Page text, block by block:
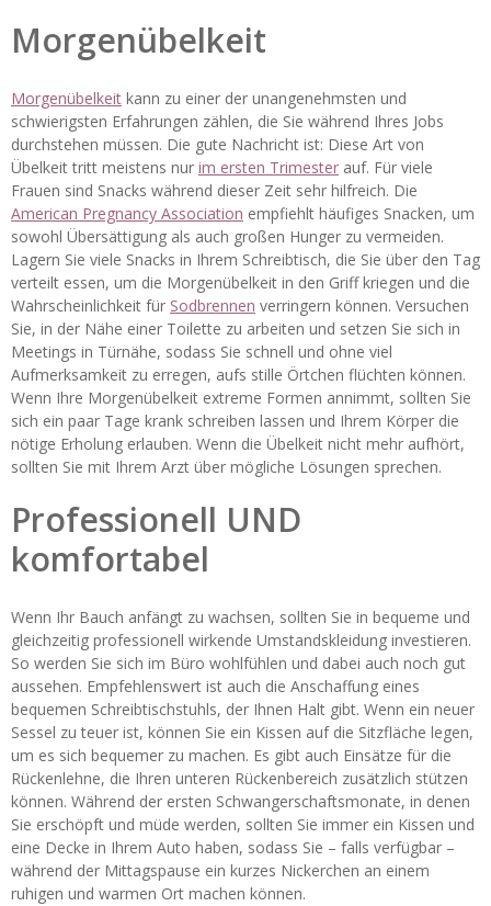
Morgenübelkeit
Morgenübelkeit kann zu einer der unangenehmsten und
schwierigsten Erfahrungen zählen, die Sie während Ihres Jobs
durchstehen müssen. Die gute Nachricht ist: Diese Art von
Übelkeit tritt meistens nur im ersten Trimester auf. Für viele
Frauen sind Snacks während dieser Zeit sehr hilfreich. Die
American Pregnancy Association empfiehlt häufiges Snacken, um
sowohl Übersättigung als auch großen Hunger zu vermeiden.
Lagern Sie viele Snacks in Ihrem Schreibtisch, die Sie über den Tag
verteilt essen, um die Morgenübelkeit in den Griff kriegen und die
Wahrscheinlichkeit für Sodbrennen verringern können. Versuchen
Sie, in der Nähe einer Toilette zu arbeiten und setzen Sie sich in
Meetings in Türnähe, sodass Sie schnell und ohne viel
Aufmerksamkeit zu erregen, aufs stille Örtchen flüchten können.
Wenn Ihre Morgenübelkeit extreme Formen annimmt, sollten Sie
sich ein paar Tage krank schreiben lassen und Ihrem Körper die
nötige Erholung erlauben. Wenn die Übelkeit nicht mehr aufhört,
sollten Sie mit Ihrem Arzt über mögliche Lösungen sprechen.
Professionell UND
komfortabel
Wenn Ihr Bauch anfängt zu wachsen, sollten Sie in bequeme und
gleichzeitig professionell wirkende Umstandskleidung investieren.
So werden Sie sich im Büro wohlfühlen und dabei auch noch gut
aussehen. Empfehlenswert ist auch die Anschaffung eines
bequemen Schreibtischstuhls, der Ihnen Halt gibt. Wenn ein neuer
Sessel zu teuer ist, können Sie ein Kissen auf die Sitzfläche legen,
um es sich bequemer zu machen. Es gibt auch Einsätze für die
Rückenlehne, die Ihren unteren Rückenbereich zusätzlich stützen
können. Während der ersten Schwangerschaftsmonate, in denen
Sie erschöpft und müde werden, sollten Sie immer ein Kissen und
eine Decke in Ihrem Auto haben, sodass Sie – falls verfügbar –
während der Mittagspause ein kurzes Nickerchen an einem
ruhigen und warmen Ort machen können.